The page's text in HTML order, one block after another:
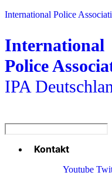
International Police
International
Police
IPA
Menü Kontakt
Youtube